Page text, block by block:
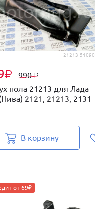
21213-
₽ 990₽
пола 21213 для Лада
2121, 21213, 2131
В корзину
от 69₽